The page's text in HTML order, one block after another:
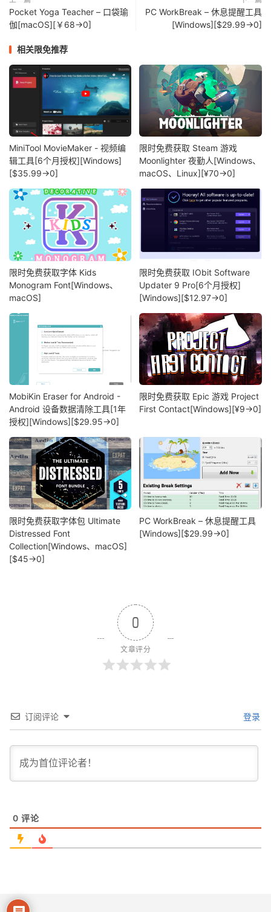
Pocket Yoga Teacher – 口袋瑜
伽[macOS][￥68→0]
PC WorkBreak – 休息提醒工具
[Windows][$29.99→0]
相关限免推荐
MiniTool MovieMaker - 视频编
辑工具[6个月授权][Windows]
[$35.99→0]
限时免费获取 Steam 游戏
Moonlighter 夜勤人[Windows、
macOS、Linux][¥70→0]
限时免费获取字体 Kids
Monogram Font[Windows、
macOS]
限时免费获取 IObit Software
Updater 9 Pro[6个月授权]
[Windows][$12.97→0]
MobiKin Eraser for Android -
Android 设备数据清除工具[1年
授权][Windows][$29.95→0]
限时免费获取 Epic 游戏 Project
First Contact[Windows][¥9→0]
限时免费获取字体包 Ultimate
Distressed Font
Collection[Windows、macOS]
[$45→0]
PC WorkBreak – 休息提醒工具
[Windows][$29.99→0]
0
文章评分
订阅评论 登录
0 评论